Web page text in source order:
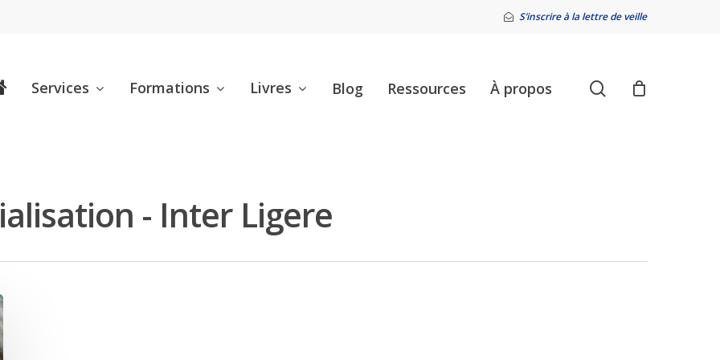
S’inscrire à la lettre de veille
Services Formations Livres Blog Ressources À propos search
- Inter Ligere